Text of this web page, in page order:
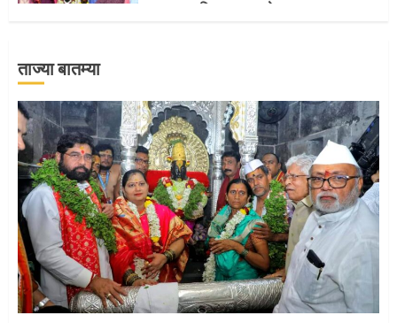
1
2
नगरच्या काळे दाम्पत्याला महापूजेचा मान
ताज्या बातम्या